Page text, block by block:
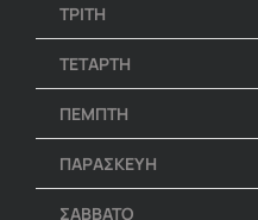
ΤΡΙΤΗ
ΤΕΤΑΡΤΗ
ΠΕΜΠΤΗ
ΠΑΡΑΣΚΕΥΗ
ΣΑΒΒΑΤΟ